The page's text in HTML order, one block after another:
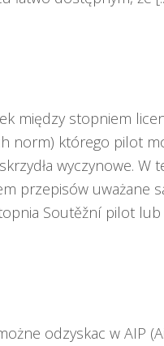
między stopniem
norm) którego pilot
wyczynowe. W
przepisów uważane
Soutěžní pilot lub
odzyskac w AIP